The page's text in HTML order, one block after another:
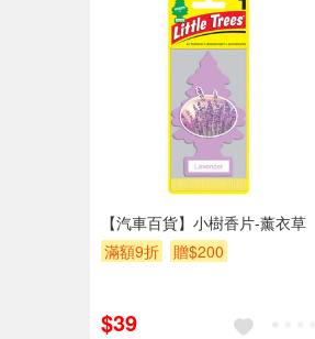
【汽車百貨】小樹香片-薰衣草
滿額9折
贈$200
$39